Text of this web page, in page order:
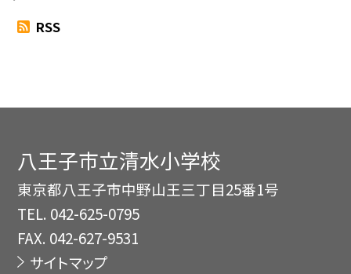
RSS
八王子市立清水小学校
東京都八王子市中野山王三丁目25番1号
TEL. 042-625-0795
FAX. 042-627-9531
サイトマップ